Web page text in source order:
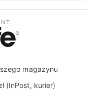
magazynu
(InPost, kurier)